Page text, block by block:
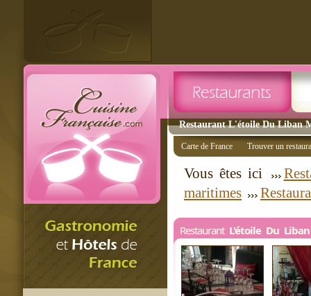
Restaurant L'étoile Du Liban
Carte de France Trouver un
Vous êtes ici
maritimes
Restaurant L'étoile Du Liban